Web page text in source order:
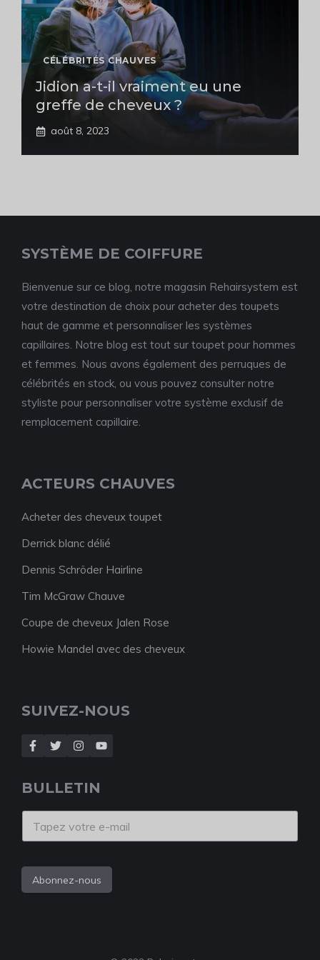
CÉLÉBRITÉS CHAUVES
Jidion a-t-il vraiment eu une
greffe de cheveux ?
août 8, 2023
SYSTÈME DE COIFFURE
Bienvenue sur ce blog, notre magasin Rehairsystem est
votre destination de choix pour acheter des toupets
haut de gamme et personnaliser les systèmes
capillaires. Notre blog est tout sur toupet pour hommes
et femmes. Nous avons également des perruques de
célébrités en stock, ou vous pouvez consulter notre
styliste pour personnaliser votre système exclusif de
remplacement capillaire.
ACTEURS CHAUVES
Acheter des cheveux toupet
Derrick blanc délié
Dennis Schröder Hairline
Tim McGraw Chauve
Coupe de cheveux Jalen Rose
Howie Mandel avec des cheveux
SUIVEZ-NOUS
BULLETIN
Abonnez-nous